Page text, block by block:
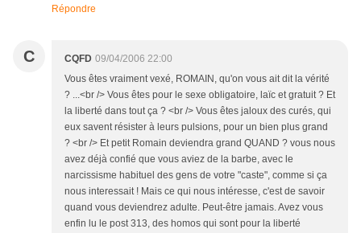
Répondre
C CQFD 09/04/2006 22:00
Vous êtes vraiment vexé, ROMAIN, qu'on vous ait dit la vérité
? ...<br /> Vous êtes pour le sexe obligatoire, laïc et gratuit ? Et
la liberté dans tout ça ? <br /> Vous êtes jaloux des curés, qui
eux savent résister à leurs pulsions, pour un bien plus grand
? <br /> Et petit Romain deviendra grand QUAND ? vous nous
avez déjà confié que vous aviez de la barbe, avec le
narcissisme habituel des gens de votre "caste", comme si ça
nous interessait ! Mais ce qui nous intéresse, c'est de savoir
quand vous deviendrez adulte. Peut-être jamais. Avez vous
enfin lu le post 313, des homos qui sont pour la liberté